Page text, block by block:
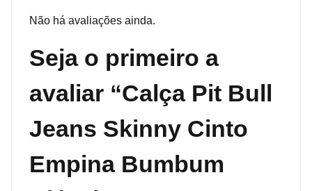
Não há avaliações ainda.
Seja o primeiro a
avaliar “Calça Pit Bull
Jeans Skinny Cinto
Empina Bumbum